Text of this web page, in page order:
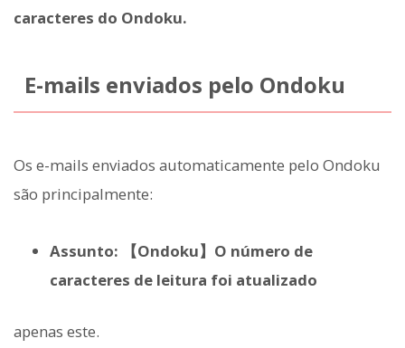
caracteres do Ondoku.
E-mails enviados pelo Ondoku
Os e-mails enviados automaticamente pelo Ondoku
são principalmente:
Assunto: 【Ondoku】O número de
caracteres de leitura foi atualizado
apenas este.